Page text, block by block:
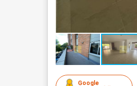
Google